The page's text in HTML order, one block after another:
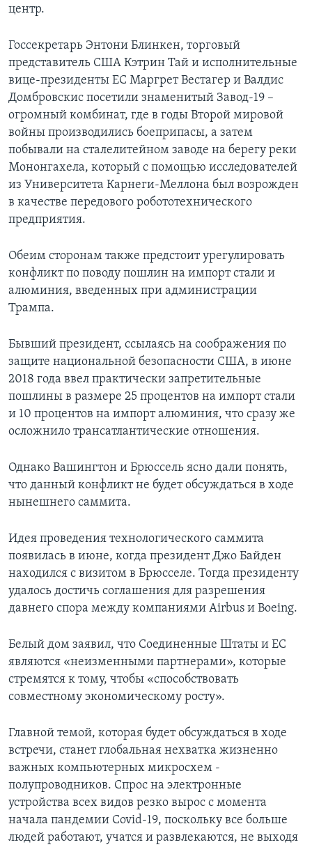
центр.
Госсекретарь Энтони Блинкен, торговый
представитель США Кэтрин Тай и исполнительные
вице-президенты ЕС Маргрет Вестагер и Валдис
Домбровскис посетили знаменитый Завод-19 –
огромный комбинат, где в годы Второй мировой
войны производились боеприпасы, а затем
побывали на сталелитейном заводе на берегу реки
Мононгахела, который с помощью исследователей
из Университета Карнеги-Меллона был возрожден
в качестве передового робототехнического
предприятия.
Обеим сторонам также предстоит урегулировать
конфликт по поводу пошлин на импорт стали и
алюминия, введенных при администрации
Трампа.
Бывший президент, ссылаясь на соображения по
защите национальной безопасности США, в июне
2018 года ввел практически запретительные
пошлины в размере 25 процентов на импорт стали
и 10 процентов на импорт алюминия, что сразу же
осложнило трансатлантические отношения.
Однако Вашингтон и Брюссель ясно дали понять,
что данный конфликт не будет обсуждаться в ходе
нынешнего саммита.
Идея проведения технологического саммита
появилась в июне, когда президент Джо Байден
находился с визитом в Брюсселе. Тогда президенту
удалось достичь соглашения для разрешения
давнего спора между компаниями Airbus и Boeing.
Белый дом заявил, что Соединенные Штаты и ЕС
являются «неизменными партнерами», которые
стремятся к тому, чтобы «способствовать
совместному экономическому росту».
Главной темой, которая будет обсуждаться в ходе
встречи, станет глобальная нехватка жизненно
важных компьютерных микросхем -
полупроводников. Спрос на электронные
устройства всех видов резко вырос с момента
начала пандемии Covid-19, поскольку все больше
людей работают, учатся и развлекаются, не выходя